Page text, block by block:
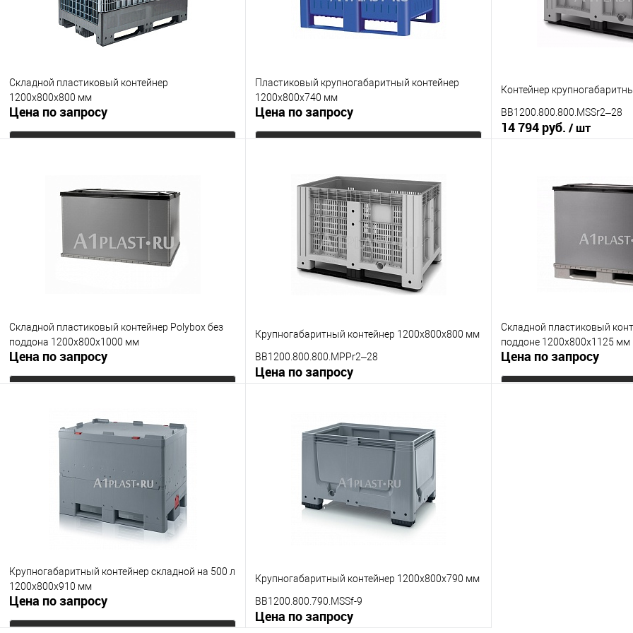
Складной пластиковый контейнер
1200x800x800 мм
Цена по запросу
Купить в 1 клик
К сравнению
В избранное
Пластиковый крупногабаритный контейнер
1200х800х740 мм
Цена по запросу
Купить в 1 клик
К сравнению
В избранное
Под заказ
Опорные элементы
на полозьях
Контейнер
BB1200.800.800.MSSr2–28
14 794 руб. / шт
Купить в 1 клик
на ножках на
Складной пластиковый контейнер Polyboх без
поддона 1200х800х1000 мм
Цена по запросу
Купить в 1 клик
К сравнению
Опорные элементы
без поддона
Крупногабаритный контейнер 1200х800х800 мм
BB1200.800.800.MPPr2–28
Цена по запросу
Купить в 1 клик
К сравнению
В избранное
Под заказ
Опорные элементы
на ножках на колесах
Складной пластиковый
поддоне 1200х800х1125 мм
Цена по запросу
Крупногабаритный контейнер складной на 500 л
1200х800х910 мм
Цена по запросу
Крупногабаритный контейнер 1200х800х790 мм
BB1200.800.790.MSSf-9
Цена по запросу